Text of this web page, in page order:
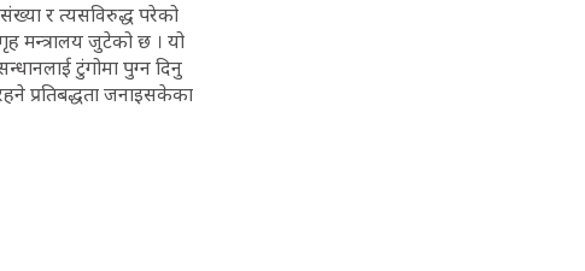
र त्यसविरुद्ध परेको
मन्त्रालय जुटेको छ । यो
टुंगोमा पुग्न दिनु
प्रतिबद्धता जनाइसकेका